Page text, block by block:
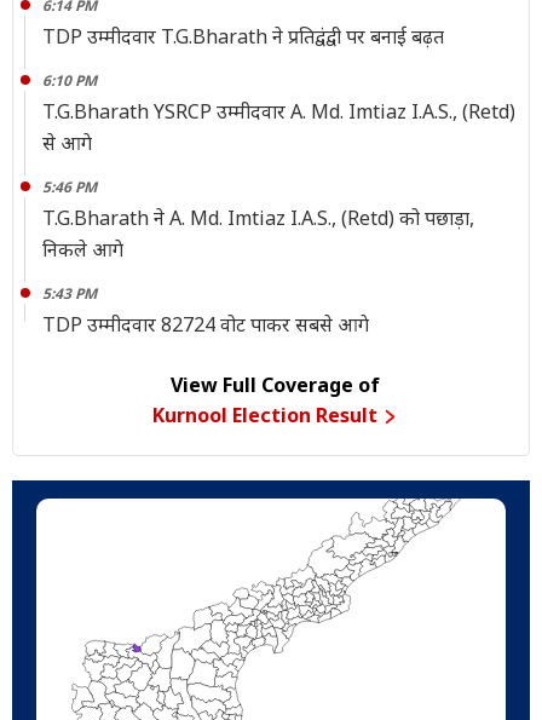
6:14 PM
TDP उम्मीदवार T.G.Bharath ने प्रतिद्वंद्वी पर बनाई बढ़त
6:10 PM
T.G.Bharath YSRCP उम्मीदवार A. Md. Imtiaz I.A.S., (Retd)
से आगे
5:46 PM
T.G.Bharath ने A. Md. Imtiaz I.A.S., (Retd) को पछाड़ा,
निकले आगे
5:43 PM
TDP उम्मीदवार 82724 वोट पाकर सबसे आगे
View Full Coverage of
Kurnool Election Result